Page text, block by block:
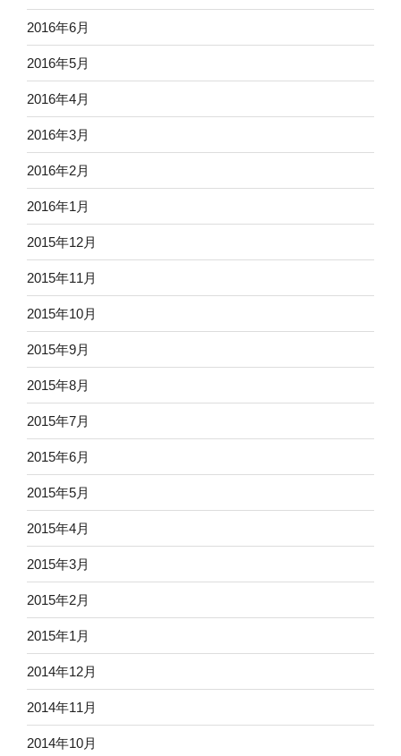
2016年6月
2016年5月
2016年4月
2016年3月
2016年2月
2016年1月
2015年12月
2015年11月
2015年10月
2015年9月
2015年8月
2015年7月
2015年6月
2015年5月
2015年4月
2015年3月
2015年2月
2015年1月
2014年12月
2014年11月
2014年10月